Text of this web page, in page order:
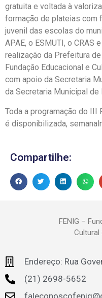
gratuita e voltada à
formação de plateias com
juvenil das escolas do
APAE, o ESMUTI, o CRAS
realização da Prefeitura
Fundação Educacional e
com apoio da Secretaria
da Secretaria Municipal de
Toda a programação do III
é disponibilizada,
Compartilhe:
FENIG –
Cultural
Endereço: Rua
(21) 2698-5652